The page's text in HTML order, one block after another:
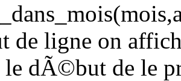
de ligne on
le dÃ©but de le